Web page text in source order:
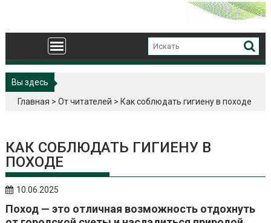
Вы здесь
Главная >От читателей > Как соблюдать гигиену в походе
КАК СОБЛЮДАТЬ ГИГИЕНУ В
ПОХОДЕ
10.06.2025
Поход — это отличная возможность отдохнуть